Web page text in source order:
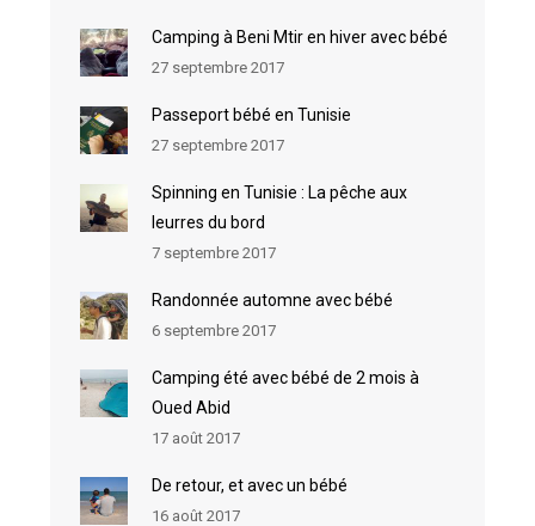
Camping à Beni Mtir en hiver avec bébé
27 septembre 2017
Passeport bébé en Tunisie
27 septembre 2017
Spinning en Tunisie : La pêche aux
leurres du bord
7 septembre 2017
Randonnée automne avec bébé
6 septembre 2017
Camping été avec bébé de 2 mois à
Oued Abid
17 août 2017
De retour, et avec un bébé
16 août 2017